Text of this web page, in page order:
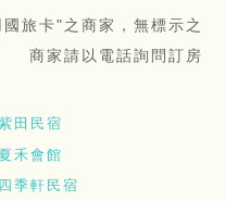
旅卡"之商家，無標示之
商家請以電話詢問訂房
田民宿
夏禾會館
四季軒民宿